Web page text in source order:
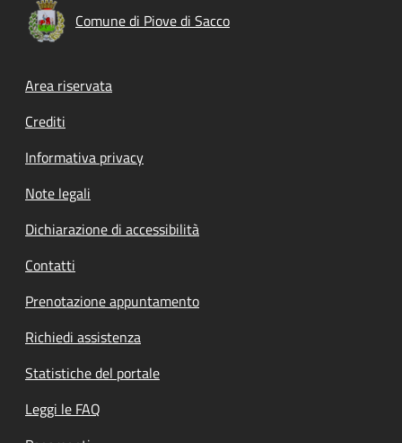
Comune di Piove di Sacco
Footer menu
Area riservata
Crediti
Informativa privacy
Note legali
Dichiarazione di accessibilità
Contatti
Prenotazione appuntamento
Richiedi assistenza
Statistiche del portale
Leggi le FAQ